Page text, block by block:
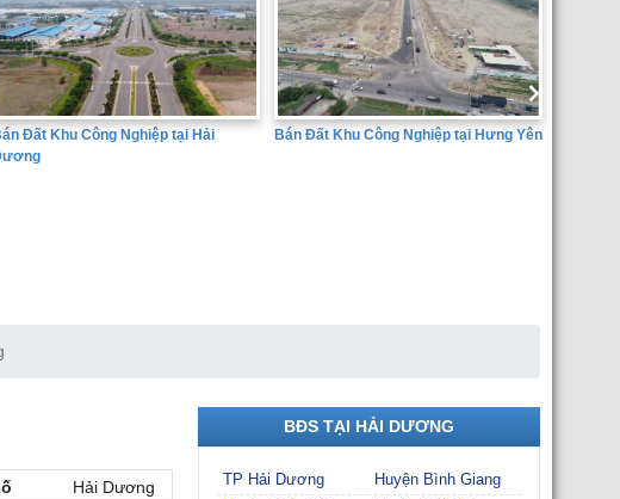
Khu Công Nghiệp tại Hải
Bán Đất Khu Công Nghiệp tại Hưng Yên
Hải Dương
BĐS TẠI HẢI DƯƠNG
TP Hải Dương
Huyện Bình Giang